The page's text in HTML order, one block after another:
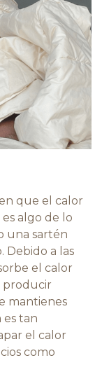
que el calor
algo de lo
una sartén
a las
el calor
producir
mantienes
es tan
el calor
como